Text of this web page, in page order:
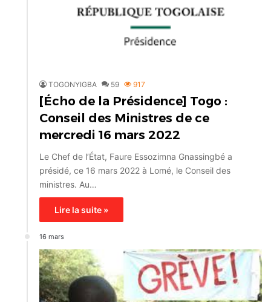
TOGONYIGBA 59 917
[Écho de la Présidence] Togo :
Conseil des Ministres de ce
mercredi 16 mars 2022
Le Chef de l’État, Faure Essozimna Gnassingbé a
présidé, ce 16 mars 2022 à Lomé, le Conseil des
ministres. Au…
Lire la suite »
16 mars